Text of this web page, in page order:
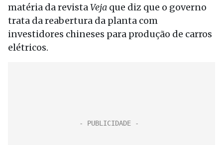
matéria da revistaVeja que diz que o governo
trata da reabertura da planta com
investidores chineses para produção de carros
elétricos.